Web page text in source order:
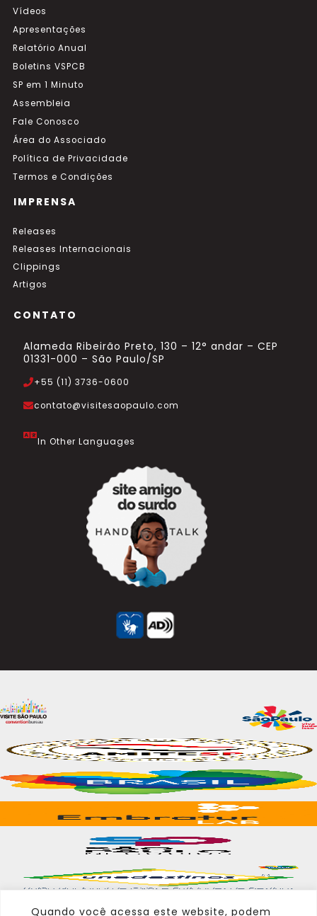
Quando você acessa este website, podem
Vídeos
Apresentações
Relatório Anual
Boletins VSPCB
SP em 1 Minuto
Assembleia
Fale Conosco
Área do Associado
Política de Privacidade
Termos e Condições
IMPRENSA
Releases
Releases Internacionais
Clippings
Artigos
CONTATO
Alameda Ribeirão Preto, 130 – 12° andar – CEP
01331-000 – São Paulo/SP
+55 (11) 3736-0600
contato@visitesaopaulo.com
In Other Languages